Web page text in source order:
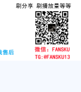
TikTok
YouTube